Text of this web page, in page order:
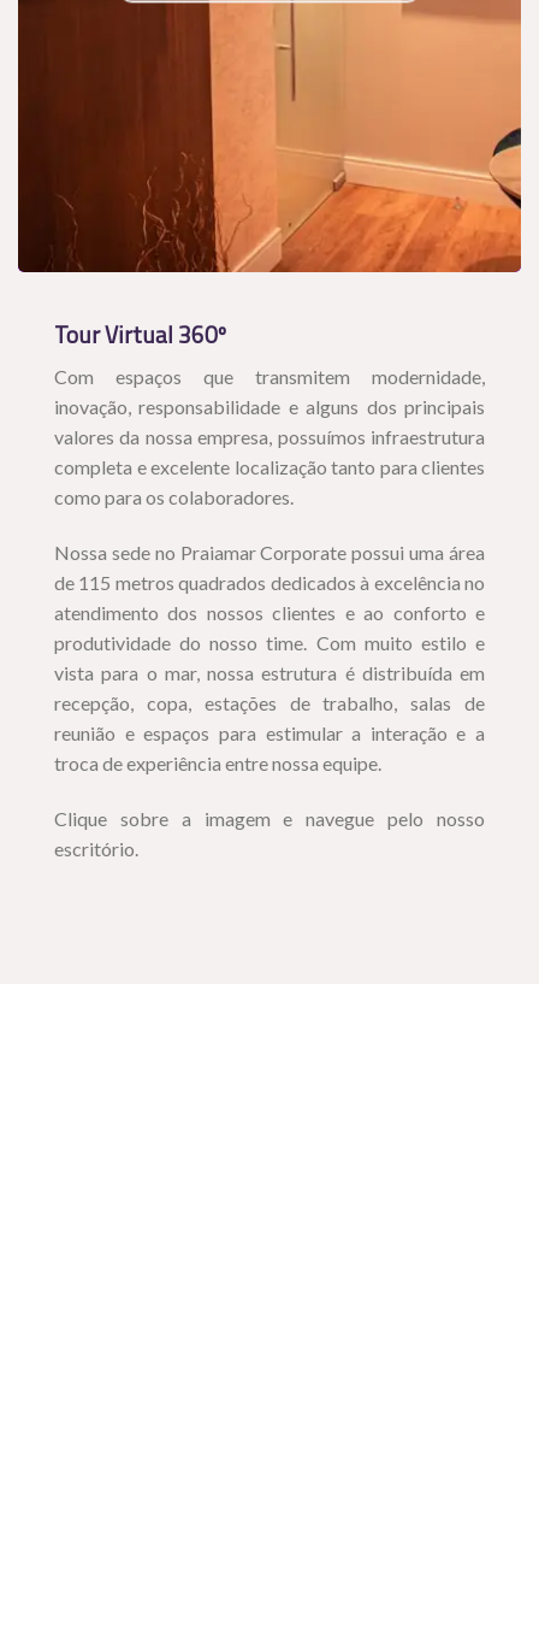
Tour Virtual 360º
Com espaços que transmitem modernidade,
inovação, responsabilidade e alguns dos principais
valores da nossa empresa, possuímos infraestrutura
completa e excelente localização tanto para clientes
como para os colaboradores.
Nossa sede no Praiamar Corporate possui uma área
de 115 metros quadrados dedicados à excelência no
atendimento dos nossos clientes e ao conforto e
produtividade do nosso time. Com muito estilo e
vista para o mar, nossa estrutura é distribuída em
recepção, copa, estações de trabalho, salas de
reunião e espaços para estimular a interação e a
troca de experiência entre nossa equipe.
Clique sobre a imagem e navegue pelo nosso
escritório.